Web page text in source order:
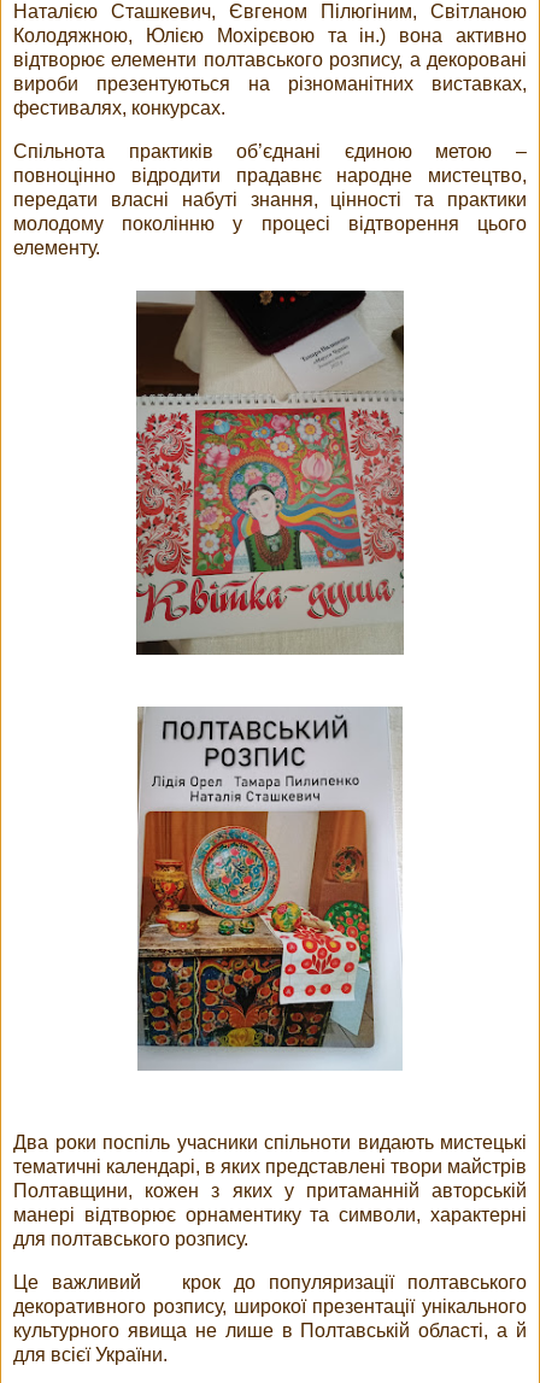
Наталією Сташкевич, Євгеном Пілюгіним, Світланою
Колодяжною, Юлією Мохірєвою та ін.) вона активно
відтворює елементи полтавського розпису, а декоровані
вироби презентуються на різноманітних виставках,
фестивалях, конкурсах.
Спільнота практиків об’єднані єдиною метою –
повноцінно відродити прадавнє народне мистецтво,
передати власні набуті знання, цінності та практики
молодому поколінню у процесі відтворення цього
елементу.
Два роки поспіль учасники спільноти видають мистецькі
тематичні календарі, в яких представлені твори майстрів
Полтавщини, кожен з яких у притаманній авторській
манері відтворює орнаментику та символи, характерні
для полтавського розпису.
Це важливий крок до популяризації полтавського
декоративного розпису, широкої презентації унікального
культурного явища не лише в Полтавській області, а й
для всієї України.